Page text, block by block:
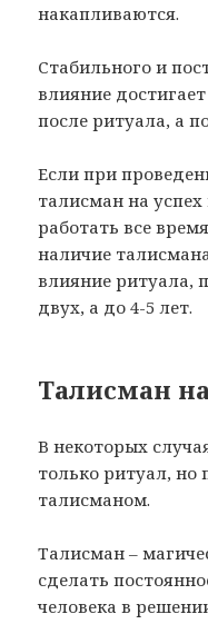
накапливаются.
Стабильного и
влияние
после ритуала, а
Если при
талисман на
работать все
наличие
влияние ритуала,
двух, а до 4-5 лет.
Талисман
В некоторых
только ритуал, но
талисманом.
Талисман –
сделать
человека в